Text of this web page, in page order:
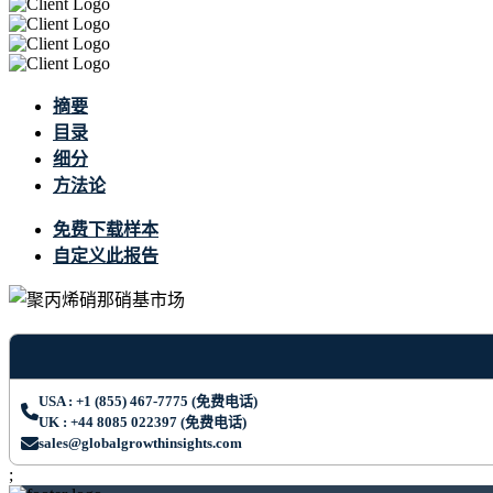
摘要
目录
细分
方法论
免费下载样本
自定义此报告
USA : +1 (855) 467-7775 (免费电话)
UK : +44 8085 022397 (免费电话)
sales@globalgrowthinsights.com
;